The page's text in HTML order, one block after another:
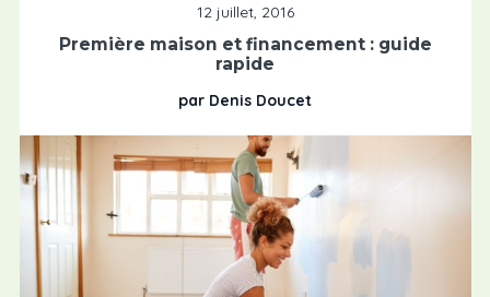
12 juillet, 2016
Première maison et financement : guide
rapide
par Denis Doucet